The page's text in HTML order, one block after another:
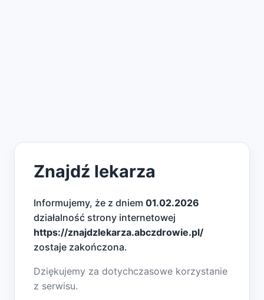
Znajdź lekarza
Informujemy, że z dniem 01.02.2026
działalność strony internetowej
https://znajdzlekarza.abczdrowie.pl/
zostaje zakończona.
Dziękujemy za dotychczasowe korzystanie
z serwisu.